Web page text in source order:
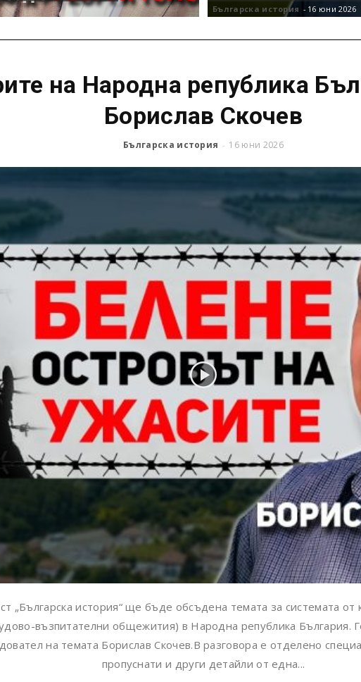
Българска история - 16 юни 2026
на Народна република
Борислав Скочев
Българска история - 16 юни 2026
„Българска история“ ще бъде обсъдена темата за системата
възпитателни общежития) в Народна република
на темата Борислав Скочев.В разговора е отделено
пропуснати и други детайли от една...